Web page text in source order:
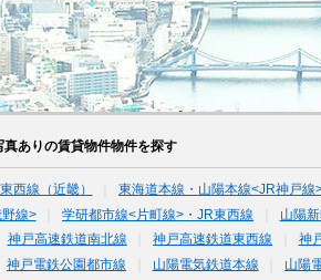
ありの賃貸物件物件を探す
東西線（近畿） 東海道本線・山陽本線<JR神戸線
線> 学研都市線<片町線>・JR東西線 山陽
神戸高速鉄道南北線 神戸高速鉄道東西線 神
神戸電鉄公園都市線 山陽電気鉄道本線 山陽